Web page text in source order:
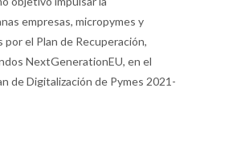
empresas, micropymes y
el Plan de Recuperación,
NextGenerationEU, en el
de Digitalización de Pymes 2021-